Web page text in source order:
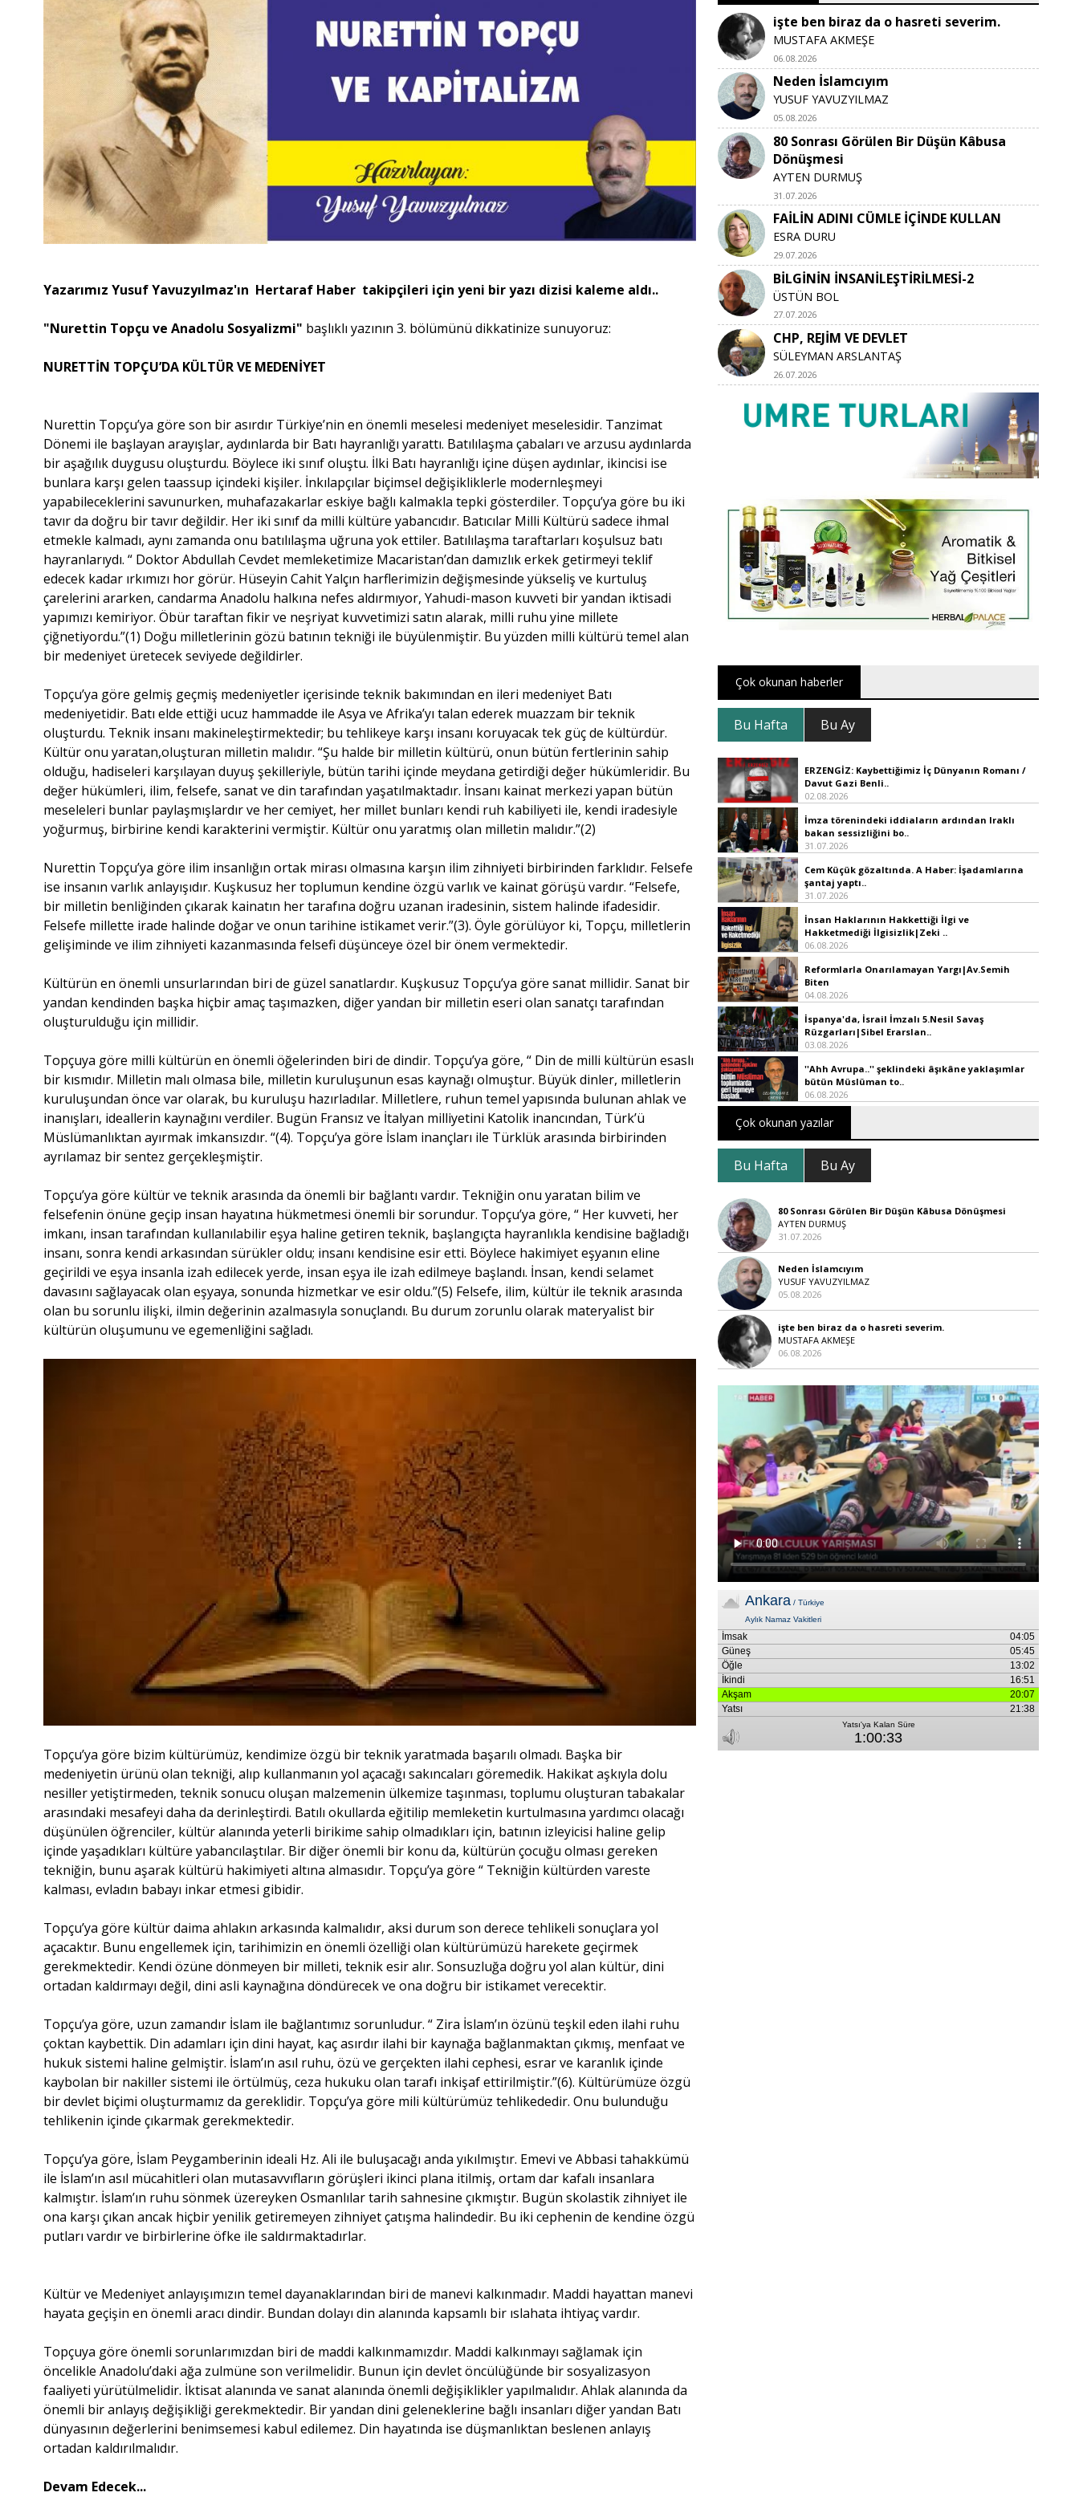
Yazarımız Yusuf Yavuzyılmaz'ın Hertaraf Haber takipçileri için yeni bir yazı dizisi kaleme aldı..
"Nurettin Topçu ve Anadolu Sosyalizmi" başlıklı yazının 3. bölümünü dikkatinize sunuyoruz:
NURETTİN TOPÇU’DA KÜLTÜR VE MEDENİYET
Nurettin Topçu’ya göre son bir asırdır Türkiye’nin en önemli meselesi medeniyet meselesidir. Tanzimat
Dönemi ile başlayan arayışlar, aydınlarda bir Batı hayranlığı yarattı. Batılılaşma çabaları ve arzusu aydınlarda
bir aşağılık duygusu oluşturdu. Böylece iki sınıf oluştu. İlki Batı hayranlığı içine düşen aydınlar, ikincisi ise
bunlara karşı gelen taassup içindeki kişiler. İnkılapçılar biçimsel değişikliklerle modernleşmeyi
yapabileceklerini savunurken, muhafazakarlar eskiye bağlı kalmakla tepki gösterdiler. Topçu’ya göre bu iki
tavır da doğru bir tavır değildir. Her iki sınıf da milli kültüre yabancıdır. Batıcılar Milli Kültürü sadece ihmal
etmekle kalmadı, aynı zamanda onu batılılaşma uğruna yok ettiler. Batılılaşma taraftarları koşulsuz batı
hayranlarıydı. “ Doktor Abdullah Cevdet memleketimize Macaristan’dan damızlık erkek getirmeyi teklif
edecek kadar ırkımızı hor görür. Hüseyin Cahit Yalçın harflerimizin değişmesinde yükseliş ve kurtuluş
çarelerini ararken, candarma Anadolu halkına nefes aldırmıyor, Yahudi-mason kuvveti bir yandan iktisadi
yapımızı kemiriyor. Öbür taraftan fikir ve neşriyat kuvvetimizi satın alarak, milli ruhu yine millete
çiğnetiyordu.”(1) Doğu milletlerinin gözü batının tekniği ile büyülenmiştir. Bu yüzden milli kültürü temel alan
bir medeniyet üretecek seviyede değildirler.
Topçu’ya göre gelmiş geçmiş medeniyetler içerisinde teknik bakımından en ileri medeniyet Batı
medeniyetidir. Batı elde ettiği ucuz hammadde ile Asya ve Afrika’yı talan ederek muazzam bir teknik
oluşturdu. Teknik insanı makineleştirmektedir; bu tehlikeye karşı insanı koruyacak tek güç de kültürdür.
Kültür onu yaratan,oluşturan milletin malıdır. “Şu halde bir milletin kültürü, onun bütün fertlerinin sahip
olduğu, hadiseleri karşılayan duyuş şekilleriyle, bütün tarihi içinde meydana getirdiği değer hükümleridir. Bu
değer hükümleri, ilim, felsefe, sanat ve din tarafından yaşatılmaktadır. İnsanı kainat merkezi yapan bütün
meseleleri bunlar paylaşmışlardır ve her cemiyet, her millet bunları kendi ruh kabiliyeti ile, kendi iradesiyle
yoğurmuş, birbirine kendi karakterini vermiştir. Kültür onu yaratmış olan milletin malıdır.”(2)
Nurettin Topçu’ya göre ilim insanlığın ortak mirası olmasına karşın ilim zihniyeti birbirinden farklıdır. Felsefe
ise insanın varlık anlayışıdır. Kuşkusuz her toplumun kendine özgü varlık ve kainat görüşü vardır. “Felsefe,
bir milletin benliğinden çıkarak kainatın her tarafına doğru uzanan iradesinin, sistem halinde ifadesidir.
Felsefe millette irade halinde doğar ve onun tarihine istikamet verir.”(3). Öyle görülüyor ki, Topçu, milletlerin
gelişiminde ve ilim zihniyeti kazanmasında felsefi düşünceye özel bir önem vermektedir.
Kültürün en önemli unsurlarından biri de güzel sanatlardır. Kuşkusuz Topçu’ya göre sanat millidir. Sanat bir
yandan kendinden başka hiçbir amaç taşımazken, diğer yandan bir milletin eseri olan sanatçı tarafından
oluşturulduğu için millidir.
Topçuya göre milli kültürün en önemli öğelerinden biri de dindir. Topçu’ya göre, “ Din de milli kültürün esaslı
bir kısmıdır. Milletin malı olmasa bile, milletin kuruluşunun esas kaynağı olmuştur. Büyük dinler, milletlerin
kuruluşundan önce var olarak, bu kuruluşu hazırladılar. Milletlere, ruhun temel yapısında bulunan ahlak ve
inanışları, ideallerin kaynağını verdiler. Bugün Fransız ve İtalyan milliyetini Katolik inancından, Türk’ü
Müslümanlıktan ayırmak imkansızdır. “(4). Topçu’ya göre İslam inançları ile Türklük arasında birbirinden
ayrılamaz bir sentez gerçekleşmiştir.
Topçu’ya göre kültür ve teknik arasında da önemli bir bağlantı vardır. Tekniğin onu yaratan bilim ve
felsefenin önüne geçip insan hayatına hükmetmesi önemli bir sorundur. Topçu’ya göre, “ Her kuvveti, her
imkanı, insan tarafından kullanılabilir eşya haline getiren teknik, başlangıçta hayranlıkla kendisine bağladığı
insanı, sonra kendi arkasından sürükler oldu; insanı kendisine esir etti. Böylece hakimiyet eşyanın eline
geçirildi ve eşya insanla izah edilecek yerde, insan eşya ile izah edilmeye başlandı. İnsan, kendi selamet
davasını sağlayacak olan eşyaya, sonunda hizmetkar ve esir oldu.”(5) Felsefe, ilim, kültür ile teknik arasında
olan bu sorunlu ilişki, ilmin değerinin azalmasıyla sonuçlandı. Bu durum zorunlu olarak materyalist bir
kültürün oluşumunu ve egemenliğini sağladı.
Topçu’ya göre bizim kültürümüz, kendimize özgü bir teknik yaratmada başarılı olmadı. Başka bir
medeniyetin ürünü olan tekniği, alıp kullanmanın yol açacağı sakıncaları göremedik. Hakikat aşkıyla dolu
nesiller yetiştirmeden, teknik sonucu oluşan malzemenin ülkemize taşınması, toplumu oluşturan tabakalar
arasındaki mesafeyi daha da derinleştirdi. Batılı okullarda eğitilip memleketin kurtulmasına yardımcı olacağı
düşünülen öğrenciler, kültür alanında yeterli birikime sahip olmadıkları için, batının izleyicisi haline gelip
içinde yaşadıkları kültüre yabancılaştılar. Bir diğer önemli bir konu da, kültürün çocuğu olması gereken
tekniğin, bunu aşarak kültürü hakimiyeti altına almasıdır. Topçu’ya göre “ Tekniğin kültürden vareste
kalması, evladın babayı inkar etmesi gibidir.
Topçu’ya göre kültür daima ahlakın arkasında kalmalıdır, aksi durum son derece tehlikeli sonuçlara yol
açacaktır. Bunu engellemek için, tarihimizin en önemli özelliği olan kültürümüzü harekete geçirmek
gerekmektedir. Kendi özüne dönmeyen bir milleti, teknik esir alır. Sonsuzluğa doğru yol alan kültür, dini
ortadan kaldırmayı değil, dini asli kaynağına döndürecek ve ona doğru bir istikamet verecektir.
Topçu’ya göre, uzun zamandır İslam ile bağlantımız sorunludur. “ Zira İslam’ın özünü teşkil eden ilahi ruhu
çoktan kaybettik. Din adamları için dini hayat, kaç asırdır ilahi bir kaynağa bağlanmaktan çıkmış, menfaat ve
hukuk sistemi haline gelmiştir. İslam’ın asıl ruhu, özü ve gerçekten ilahi cephesi, esrar ve karanlık içinde
kaybolan bir nakiller sistemi ile örtülmüş, ceza hukuku olan tarafı inkişaf ettirilmiştir.”(6). Kültürümüze özgü
bir devlet biçimi oluşturmamız da gereklidir. Topçu’ya göre mili kültürümüz tehlikededir. Onu bulunduğu
tehlikenin içinde çıkarmak gerekmektedir.
Topçu’ya göre, İslam Peygamberinin ideali Hz. Ali ile buluşacağı anda yıkılmıştır. Emevi ve Abbasi tahakkümü
ile İslam’ın asıl mücahitleri olan mutasavvıfların görüşleri ikinci plana itilmiş, ortam dar kafalı insanlara
kalmıştır. İslam’ın ruhu sönmek üzereyken Osmanlılar tarih sahnesine çıkmıştır. Bugün skolastik zihniyet ile
ona karşı çıkan ancak hiçbir yenilik getiremeyen zihniyet çatışma halindedir. Bu iki cephenin de kendine özgü
putları vardır ve birbirlerine öfke ile saldırmaktadırlar.
Kültür ve Medeniyet anlayışımızın temel dayanaklarından biri de manevi kalkınmadır. Maddi hayattan manevi
hayata geçişin en önemli aracı dindir. Bundan dolayı din alanında kapsamlı bir ıslahata ihtiyaç vardır.
Topçuya göre önemli sorunlarımızdan biri de maddi kalkınmamızdır. Maddi kalkınmayı sağlamak için
öncelikle Anadolu’daki ağa zulmüne son verilmelidir. Bunun için devlet öncülüğünde bir sosyalizasyon
faaliyeti yürütülmelidir. İktisat alanında ve sanat alanında önemli değişiklikler yapılmalıdır. Ahlak alanında da
önemli bir anlayış değişikliği gerekmektedir. Bir yandan dini geleneklerine bağlı insanları diğer yandan Batı
dünyasının değerlerini benimsemesi kabul edilemez. Din hayatında ise düşmanlıktan beslenen anlayış
ortadan kaldırılmalıdır.
Devam Edecek...
işte ben biraz da o hasreti severim.
MUSTAFA AKMEŞE
06.08.2026
Neden İslamcıyım
YUSUF YAVUZYILMAZ
05.08.2026
80 Sonrası Görülen Bir Düşün Kâbusa
Dönüşmesi
AYTEN DURMUŞ
31.07.2026
FAİLİN ADINI CÜMLE İÇİNDE KULLAN
ESRA DURU
29.07.2026
BİLGİNİN İNSANİLEŞTİRİLMESİ-2
ÜSTÜN BOL
27.07.2026
CHP, REJİM VE DEVLET
SÜLEYMAN ARSLANTAŞ
26.07.2026
Çok okunan haberler
Bu Hafta Bu Ay
ERZENGİZ: Kaybettiğimiz İç Dünyanın Romanı /
Davut Gazi Benli..
02.08.2026
İmza törenindeki iddiaların ardından Iraklı
bakan sessizliğini bo..
31.07.2026
Cem Küçük gözaltında. A Haber: İşadamlarına
şantaj yaptı..
31.07.2026
İnsan Haklarının Hakkettiği İlgi ve
Hakketmediği İlgisizlik|Zeki ..
06.08.2026
Reformlarla Onarılamayan Yargı|Av.Semih
Biten
04.08.2026
İspanya'da, İsrail İmzalı 5.Nesil Savaş
Rüzgarları|Sibel Erarslan..
03.08.2026
''Ahh Avrupa..'' şeklindeki âşıkâne yaklaşımlar
bütün Müslüman to..
06.08.2026
Çok okunan yazılar
Bu Hafta Bu Ay
80 Sonrası Görülen Bir Düşün Kâbusa Dönüşmesi
AYTEN DURMUŞ
31.07.2026
Neden İslamcıyım
YUSUF YAVUZYILMAZ
05.08.2026
işte ben biraz da o hasreti severim.
MUSTAFA AKMEŞE
06.08.2026